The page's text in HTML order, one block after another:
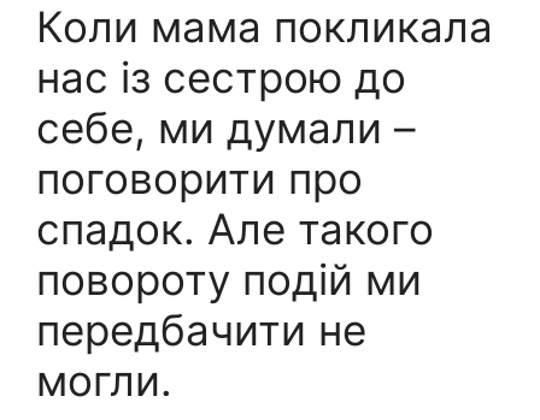
Коли мама покликала
нас із сестрою до
себе, ми думали –
поговорити про
спадок. Але такого
повороту подій ми
передбачити не
могли.